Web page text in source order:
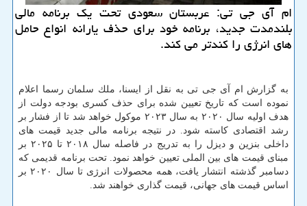
ام آی جی تی: عربستان سعودی تحت یك برنامه مالی
بلندمدت جدید، برنامه خود برای حذف یارانه انواع حامل
های انرژی را كندتر می كند.
به گزارش ام آی جی تی به نقل از ایسنا، ملك سلمان رسما اعلام
نموده است كه تاریخ تعیین شده برای حذف كسری بودجه دولت از
هدف اولیه سال ۲۰۲۰ به سال ۲۰۲۳ موكول خواهد شد تا از فشار بر
رشد اقتصادی كاسته شود. در نتیجه برنامه مالی جدید قیمت های
داخلی بنزین و دیزل را به تدریج در فاصله سال ۲۰۱۸ تا ۲۰۲۵ بر
مبنای قیمت های بین الملی تعیین خواهد نمود. تحت برنامه قدیمی كه
دسامبر گذشته انتشار یافت، همه محصولات انرژی تا سال ۲۰۲۰ بر
اساس قیمت های جهانی، قیمت گذاری خواهند شد.